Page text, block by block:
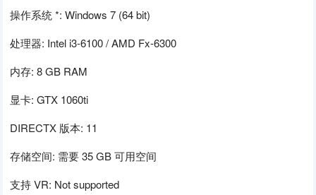
操作系统 *: Windows 7 (64 bit)
处理器: Intel i3-6100 / AMD Fx-6300
内存: 8 GB RAM
显卡: GTX 1060ti
DIRECTX 版本: 11
存储空间: 需要 35 GB 可用空间
支持 VR: Not supported